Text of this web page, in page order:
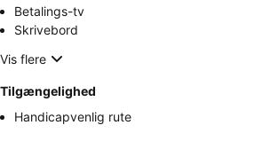
Betalings-tv
Skrivebord
Vis flere
Tilgængelighed
Handicapvenlig rute